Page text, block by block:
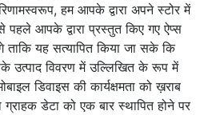
हम आपके द्वारा अपने स्टोर में
पहले आपके द्वारा प्रस्तुत किए गए ऐप्स
ताकि यह सत्यापित किया जा सके कि
उत्पाद विवरण में उल्लिखित के रूप में
डिवाइस की कार्यक्षमता को ख़राब
ग्राहक डेटा को एक बार स्थापित होने पर